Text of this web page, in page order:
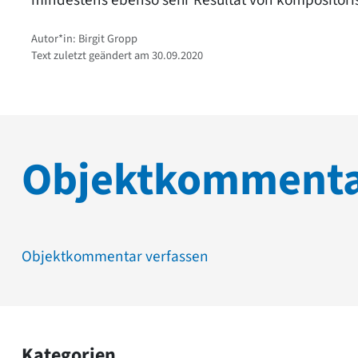
Autor*in: Birgit Gropp
Text zuletzt geändert am 30.09.2020
Objektkommentar verfassen